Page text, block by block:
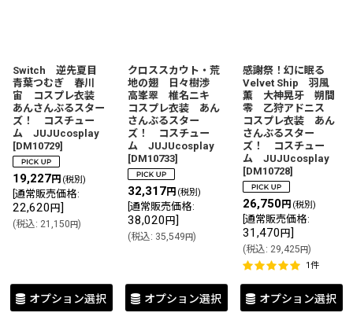
Switch 逆先夏目
青葉つむぎ 春川
宙 コスプレ衣装
あんさんぶるスター
ズ！ コスチュー
ム JUJUcosplay
[DM10729]
19,227円 (税別)
通常販売価格:
22,620 円]
(税込: 21,150 円)
オプション選択
クロススカウト・荒
地の翅 日々樹渉
高峯翠 椎名ニキ
コスプレ衣装 あん
さんぶるスター
ズ！ コスチュー
ム JUJUcosplay
[DM10733]
32,317円 (税別)
通常販売価格:
38,020 円]
(税込: 35,549 円)
オプション選択
感謝祭！幻に眠る
Velvet Ship 羽風
薫 大神晃牙 朔間
零 乙狩アドニス
コスプレ衣装 あん
さんぶるスター
ズ！ コスチュー
ム JUJUcosplay
[DM10728]
26,750円 (税別)
通常販売価格:
31,470 円]
(税込: 29,425 円)
1件
オプション選択